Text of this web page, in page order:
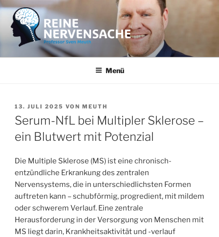
Zum
Inhalt
springen
REINE NERVENSACHE
Professor Sven Meuth
Menü
VERÖFFENTLICHT
AM
13. JULI 2025 VON MEUTH
Serum-NfL bei Multipler Sklerose –
ein Blutwert mit Potenzial
Die Multiple Sklerose (MS) ist eine chronisch-
entzündliche Erkrankung des zentralen
Nervensystems, die in unterschiedlichsten Formen
auftreten kann – schubförmig, progredient, mit mildem
oder schwerem Verlauf. Eine zentrale
Herausforderung in der Versorgung von Menschen mit
MS liegt darin, Krankheitsaktivität und -verlauf